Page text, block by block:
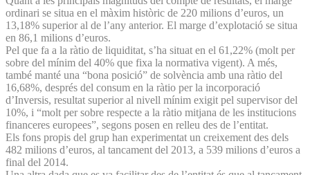
ordinari se situa en el màxim històric de 220 milions d’euros, un
13,18% superior al de l’any anterior. El marge d’explotació se situa
en 86,1 milions d’euros.
Pel que fa a la ràtio de liquiditat, s’ha situat en el 61,22% (molt per
sobre del mínim del 40% que fixa la normativa vigent). A més,
també manté una “bona posició” de solvència amb una ràtio del
16,68%, després del consum en la ràtio per la incorporació
d’Inversis, resultat superior al nivell mínim exigit pel supervisor del
10%, i “molt per sobre respecte a la ràtio mitjana de les institucions
financeres europees”, segons posen en relleu des de l’entitat.
Els fons propis del grup han experimentat un creixement des dels
482 milions d’euros, al tancament del 2013, a 539 milions d’euros a
final del 2014.